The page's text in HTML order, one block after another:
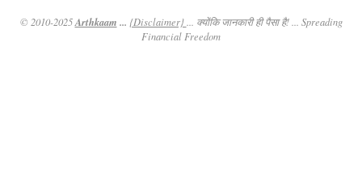
© 2010-2025Arthkaam ... {Disclaimer}
... क्योंकि जानकारी ही पैसा है! ... Spreading
Financial Freedom